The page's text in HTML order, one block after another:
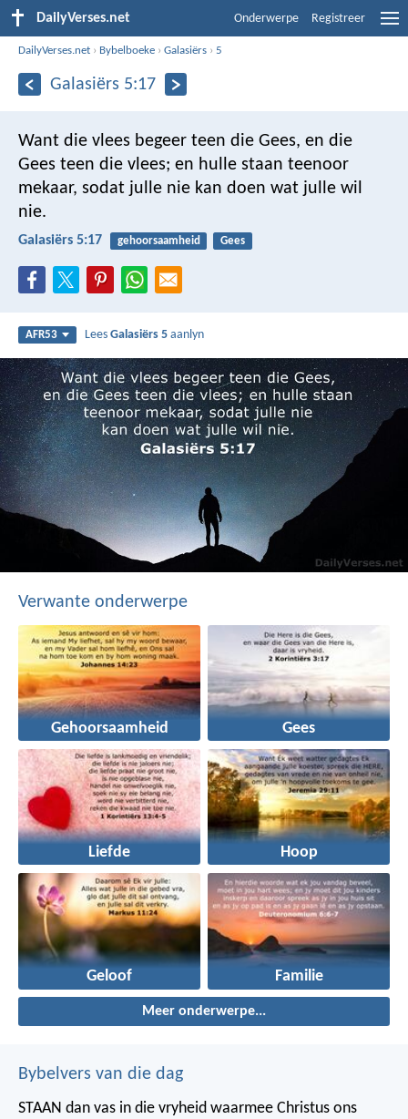
DailyVerses.net Onderwerpe Registreer
DailyVerses.net › Bybelboeke ›Galasiërs ›5
Galasiërs 5:17
Want die vlees begeer teen die Gees, en die
Gees teen die vlees; en hulle staan teenoor
mekaar, sodat julle nie kan doen wat julle wil
nie.
Galasiërs 5:17 gehoorsaamheid Gees
AFR53 LeesGalasiërs 5 aanlyn
Verwante onderwerpe
Gehoorsaamheid Gees
Liefde Hoop
Geloof Familie
Meer onderwerpe...
Bybelvers van die dag
STAAN dan vas in die vryheid waarmee Christus ons